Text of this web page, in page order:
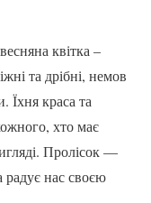
квітка –
та дрібні, немов
краса та
хто має
Пролісок —
радує нас своєю